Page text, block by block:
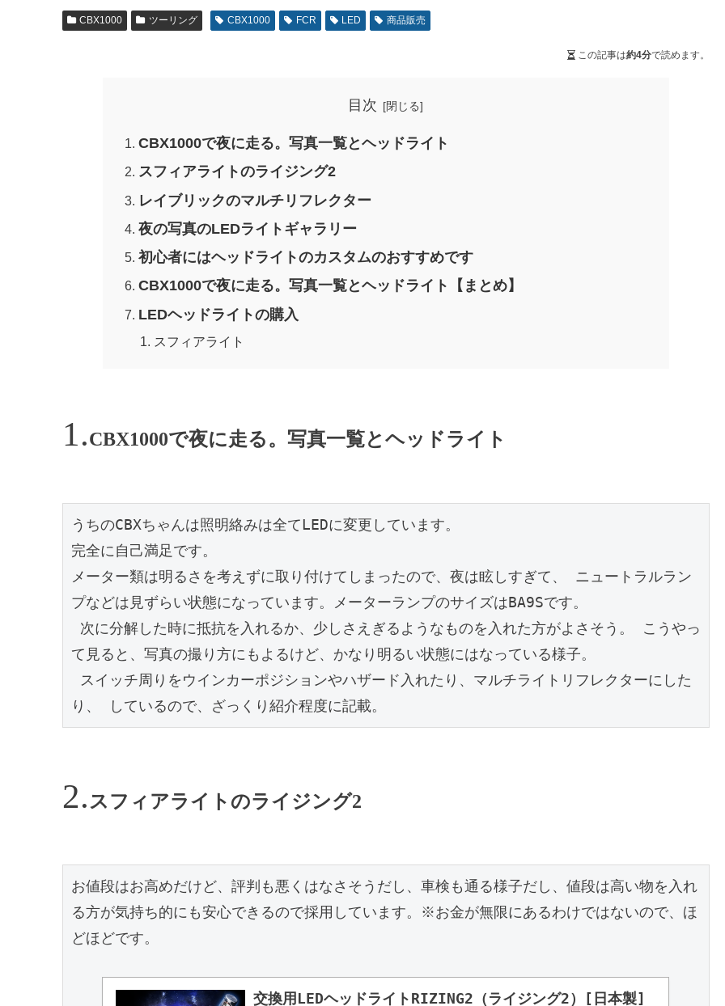
CBX1000 ツーリング CBX1000 FCR LED 商品販売
この記事は約4分で読めます。
目次
CBX1000で夜に走る。写真一覧とヘッドライト
スフィアライトのライジング2
レイブリックのマルチリフレクター
夜の写真のLEDライトギャラリー
初心者にはヘッドライトのカスタムのおすすめです
CBX1000で夜に走る。写真一覧とヘッドライト【まとめ】
LEDヘッドライトの購入
スフィアライト
CBX1000で夜に走る。写真一覧とヘッドライト
うちのCBXちゃんは照明絡みは全てLEDに変更しています。
完全に自己満足です。
メーター類は明るさを考えずに取り付けてしまったので、夜は眩しすぎて、 ニュートラルラン
プなどは見ずらい状態になっています。メーターランプのサイズはBA9Sです。
て見ると、写真の撮り方にもよるけど、かなり明るい状態にはなっている様子。
り、 しているので、ざっくり紹介程度に記載。
スフィアライトのライジング2
お値段はお高めだけど、評判も悪くはなさそうだし、車検も通る様子だし、値段は高い物を入れ
る方が気持ち的にも安心できるので採用しています。※お金が無限にあるわけではないので、ほ
どほどです。
交換用LEDヘッドライトRIZING2（ライジング2）[日本製]